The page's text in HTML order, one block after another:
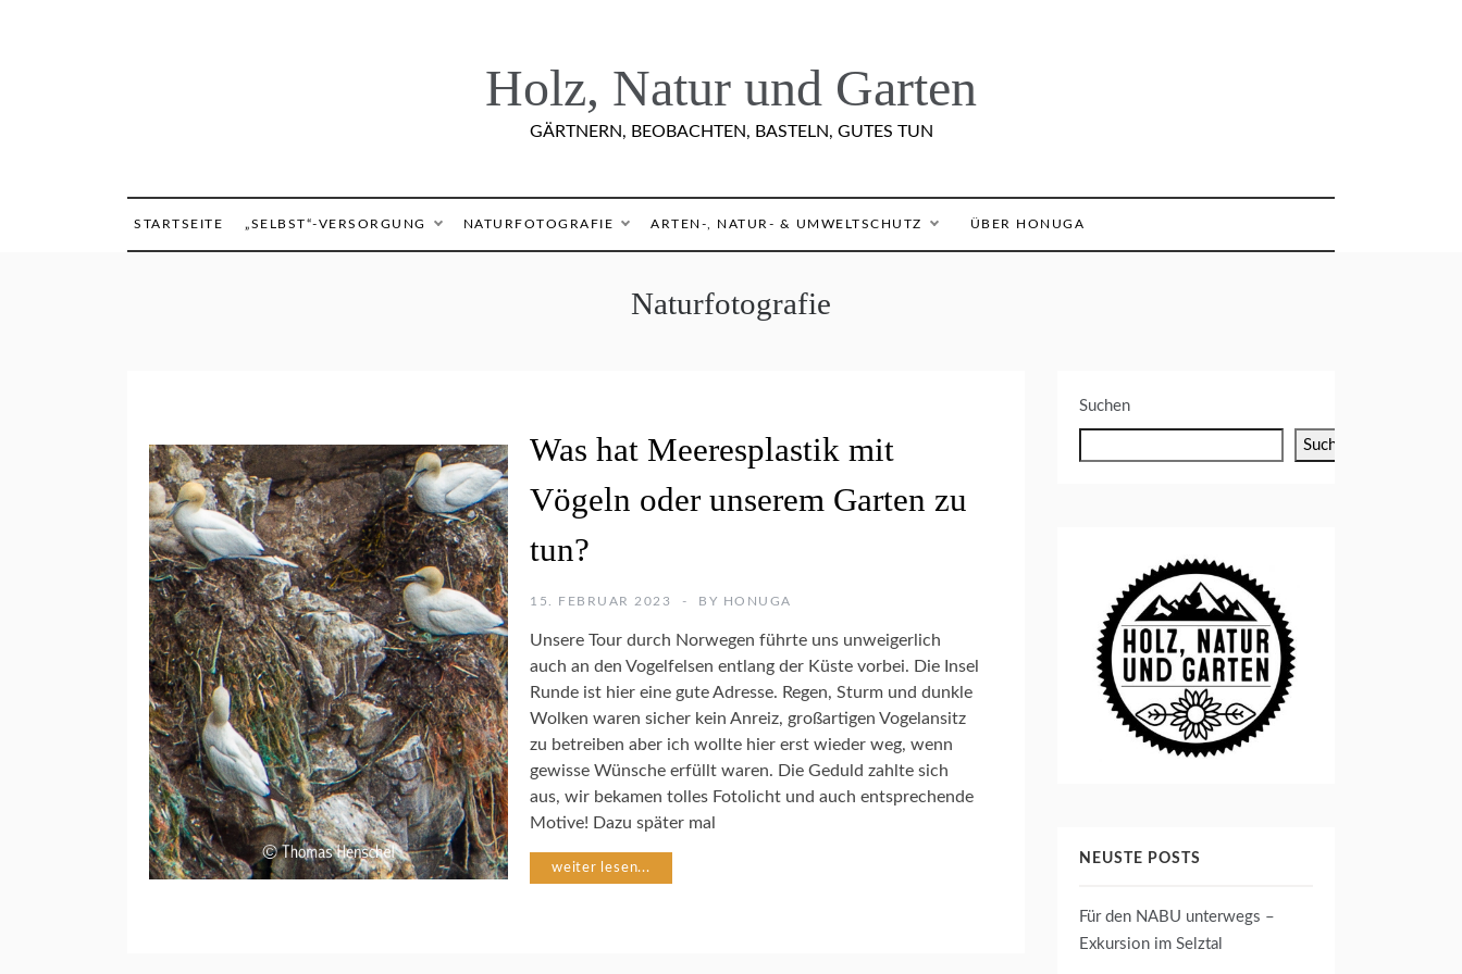
Holz, Natur und Garten
GÄRTNERN, BEOBACHTEN, BASTELN, GUTES TUN
STARTSEITE „SELBST“-VERSORGUNG NATURFOTOGRAFIE ARTEN-, NATUR- & UMWELTSCHUTZ ÜBER HONUGA
Naturfotografie
R
E
N
C
U
Z
N
A
T
U
O
T
Was hat Meeresplastik mit
Vögeln oder unserem Garten zu
tun?
15. FEBRUAR 2023 BY HONUGA
Unsere Tour durch Norwegen führte uns unweigerlich
auch an den Vogelfelsen entlang der Küste vorbei. Die Insel
Runde ist hier eine gute Adresse. Regen, Sturm und dunkle
Wolken waren sicher kein Anreiz, großartigen Vogelansitz
zu betreiben aber ich wollte hier erst wieder weg, wenn
gewisse Wünsche erfüllt waren. Die Geduld zahlte sich
aus, wir bekamen tolles Fotolicht und auch entsprechende
Motive! Dazu später mal
weiter lesen...
Suchen
Suchen
NEUSTE POSTS
Für den NABU unterwegs –
Exkursion im Selztal